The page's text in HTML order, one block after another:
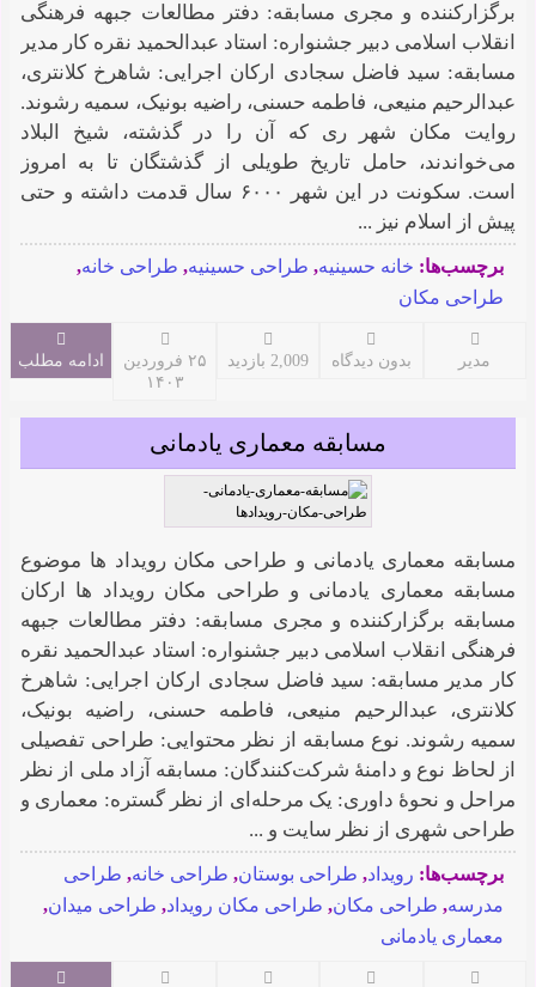
برگزارکننده و مجری مسابقه: دفتر مطالعات جبهه فرهنگی
انقلاب اسلامی دبیر جشنواره: استاد عبدالحمید نقره کار مدیر
مسابقه: سید فاضل سجادی ارکان اجرایی: شاهرخ کلانتری،
عبدالرحیم منیعی، فاطمه حسنی، راضیه بونیک، سمیه رشوند.
روایت مکان شهر ری که آن را در گذشته، شیخ البلاد
می‌خواندند، حامل تاریخ طویلی از گذشتگان تا به امروز
است. سکونت در این شهر ۶۰۰۰ سال قدمت داشته و حتی
پیش از اسلام نیز ...
برچسب‌ها: خانه حسینیه, طراحی حسینیه, طراحی خانه,
طراحی مکان
مدیر بدون دیدگاه 2,009 بازدید
۲۵ فروردین
۱۴۰۳
ادامه مطلب
مسابقه معماری یادمانی
مسابقه معماری یادمانی و طراحی مکان رویداد ها موضوع
مسابقه معماری یادمانی و طراحی مکان رویداد ها ارکان
مسابقه برگزارکننده و مجری مسابقه: دفتر مطالعات جبهه
فرهنگی انقلاب اسلامی دبیر جشنواره: استاد عبدالحمید نقره
کار مدیر مسابقه: سید فاضل سجادی ارکان اجرایی: شاهرخ
کلانتری، عبدالرحیم منیعی، فاطمه حسنی، راضیه بونیک،
سمیه رشوند. نوع مسابقه از نظر محتوایی: طراحی تفصیلی
از لحاظ نوع و دامنۀ شرکت‌کنندگان: مسابقه آزاد ملی از نظر
مراحل و نحوۀ داوری: یک مرحله‌ای از نظر گستره: معماری و
طراحی شهری از نظر سایت و ...
برچسب‌ها: رویداد, طراحی بوستان, طراحی خانه, طراحی
مدرسه, طراحی مکان, طراحی مکان رویداد, طراحی میدان,
معماری یادمانی